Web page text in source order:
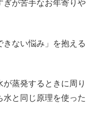
ぎが苦手なお年寄りや
きない悩み」を抱える
蒸発するときに周り
と同じ原理を使った